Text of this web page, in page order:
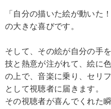
「自分の描いた絵が動いた
の大きな喜びです。
そして、その絵が自分の手
技と熱意が注がれて、絵に
の上で、音楽に乗り、セリ
として視聴者に届きます。
その視聴者が喜んでくれた